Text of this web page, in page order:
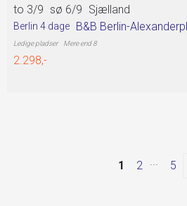
to 3/9 sø 6/9 Sjælland
Berlin 4 dage B&B Berlin-
Mere end 8
2.298,-
1 2 ... 5